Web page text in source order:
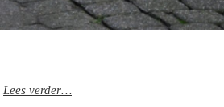
Lees verder…